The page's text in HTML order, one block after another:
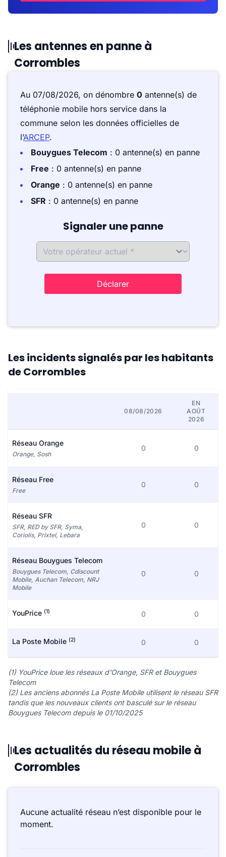
Les antennes en panne à
Corrombles
Au 07/08/2026, on dénombre 0 antenne(s) de
téléphonie mobile hors service dans la
commune selon les données officielles de
l’ARCEP.
Bouygues Telecom : 0 antenne(s) en panne
Free : 0 antenne(s) en panne
Orange : 0 antenne(s) en panne
SFR : 0 antenne(s) en panne
Signaler une panne
Déclarer
Les incidents signalés par les habitants
de Corrombles
08/08/2026
EN
AOÛT
2026
Réseau Orange
Orange, Sosh
0 0
Réseau Free
Free
0 0
Réseau SFR
SFR, RED by SFR, Syma,
Coriolis, Prixtel, Lebara
0 0
Réseau Bouygues Telecom
Bouygues Telecom, Cdiscount
Mobile, Auchan Telecom, NRJ
Mobile
0 0
YouPrice (1) 0 0
La Poste Mobile (2) 0 0
(1) YouPrice loue les réseaux d'Orange, SFR et Bouygues
Telecom
(2) Les anciens abonnés La Poste Mobile utilisent le réseau SFR
tandis que les nouveaux clients ont basculé sur le réseau
Bouygues Telecom depuis le 01/10/2025
Les actualités du réseau mobile à
Corrombles
Aucune actualité réseau n’est disponible pour le
moment.